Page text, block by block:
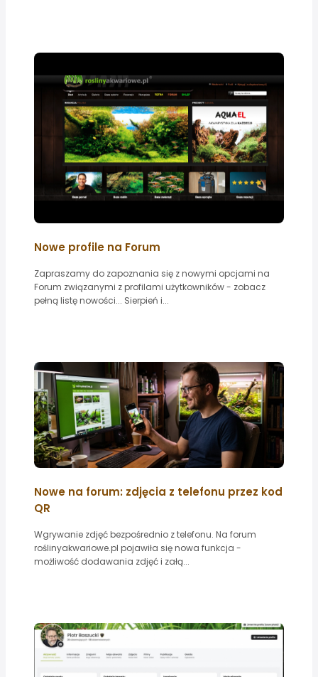
Nowe profile na Forum
Zapraszamy do zapoznania się z nowymi opcjami na
Forum związanymi z profilami użytkowników - zobacz
pełną listę nowości... Sierpień i...
Nowe na forum: zdjęcia z telefonu przez kod
QR
Wgrywanie zdjęć bezpośrednio z telefonu. Na forum
roślinyakwariowe.pl pojawiła się nowa funkcja -
możliwość dodawania zdjęć i załą...